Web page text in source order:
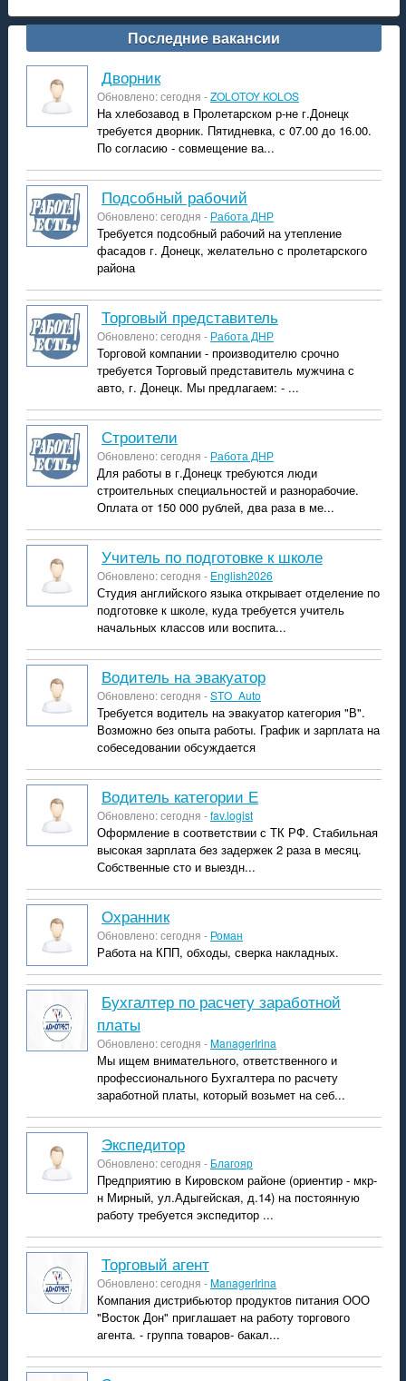
Последние вакансии
Дворник
Обновлено: сегодня -ZOLOTOY KOLOS
На хлебозавод в Пролетарском р-не г.Донецк
требуется дворник. Пятидневка, с 07.00 до 16.00.
По согласию - совмещение ва...
подсобный рабочий
Обновлено: сегодня - Работа ДНР
Требуется подсобный рабочий на утепление
фасадов г. Донецк, желательно с пролетарского
района
торговый представитель
Обновлено: сегодня - Работа ДНР
Торговой компании - производителю срочно
требуется Торговый представитель мужчина с
авто, г. Донецк. Мы предлагаем: - ...
строители
Обновлено: сегодня - Работа ДНР
Для работы в г.Донецк требуются люди
строительных специальностей и разнорабочие.
Оплата от 150 000 рублей, два раза в ме...
учитель по подготовке к школе
Обновлено: сегодня - English2026
Студия английского языка открывает отделение по
подготовке к школе, куда требуется учитель
начальных классов или воспита...
Водитель на эвакуатор
Обновлено: сегодня -STO_Auto
Требуется водитель на эвакуатор категория "В".
Возможно без опыта работы. График и зарплата на
собеседовании обсуждается
водитель категории Е
Обновлено: сегодня -fav.logist
Оформление в соответствии с ТК РФ. Стабильная
высокая зарплата без задержек 2 раза в месяц.
Собственные сто и выездн...
охранник
Обновлено: сегодня - Роман
Работа на КПП, обходы, сверка накладных.
Бухгалтер по расчету заработной
платы
Обновлено: сегодня -ManagerIrina
Мы ищем внимательного, ответственного и
профессионального Бухгалтера по расчету
заработной платы, который возьмет на себ...
экспедитор
Обновлено: сегодня - Благояр
Предприятию в Кировском районе (ориентир - мкр-
н Мирный, ул.Адыгейская, д.14) на постоянную
работу требуется экспедитор ...
Торговый агент
Обновлено: сегодня -ManagerIrina
Компания дистрибьютор продуктов питания ООО
"Восток Дон" приглашает на работу торгового
агента. - группа товаров- бакал...